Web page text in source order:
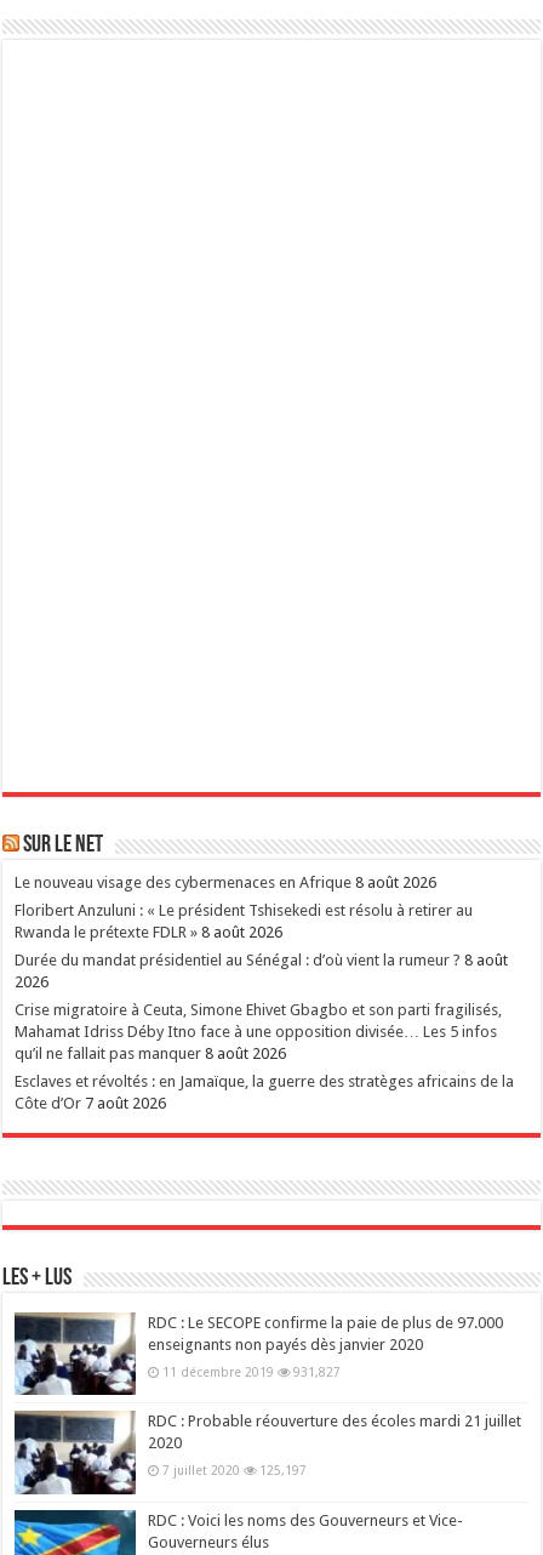
Sur le Net
Le nouveau visage des cybermenaces en Afrique 8 août 2026
Floribert Anzuluni : « Le président Tshisekedi est résolu à retirer au
Rwanda le prétexte FDLR » 8 août 2026
Durée du mandat présidentiel au Sénégal : d’où vient la rumeur ? 8 août
2026
Crise migratoire à Ceuta, Simone Ehivet Gbagbo et son parti fragilisés,
Mahamat Idriss Déby Itno face à une opposition divisée… Les 5 infos
qu’il ne fallait pas manquer 8 août 2026
Esclaves et révoltés : en Jamaïque, la guerre des stratèges africains de la
Côte d’Or 7 août 2026
Les + Lus
RDC : Le SECOPE confirme la paie de plus de 97.000
enseignants non payés dès janvier 2020
11 décembre 2019 931,827
RDC : Probable réouverture des écoles mardi 21 juillet
2020
7 juillet 2020 125,197
RDC : Voici les noms des Gouverneurs et Vice-
Gouverneurs élus